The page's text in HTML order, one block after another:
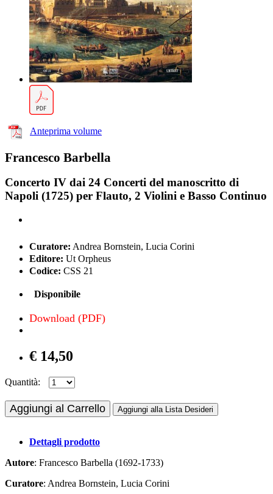
Anteprima volume
Francesco Barbella
Concerto IV dai 24 Concerti del manoscritto di
Napoli (1725) per Flauto, 2 Violini e Basso Continuo
Curatore: Andrea Bornstein, Lucia Corini
Editore: Ut Orpheus
Codice: CSS 21
Disponibile
Download (PDF)
€ 14,50
Quantità:
Aggiungi al Carrello Aggiungi alla Lista Desideri
Dettagli prodotto
Autore: Francesco Barbella (1692-1733)
Curatore: Andrea Bornstein, Lucia Corini